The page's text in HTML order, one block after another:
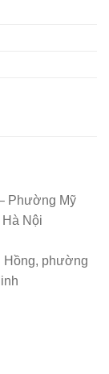
Phường Mỹ
Nội
Hồng, phường